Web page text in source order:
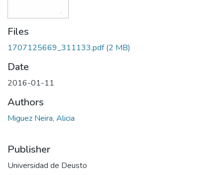
Files
1707125669_311133.pdf(2 MB)
Date
2016-01-11
Authors
Miguez Neira, Alicia
Publisher
Universidad de Deusto